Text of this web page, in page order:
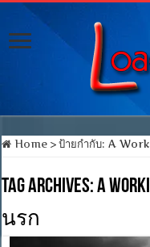
Home > ป้ายกำกับ:A
Tag Archives:A
นรก